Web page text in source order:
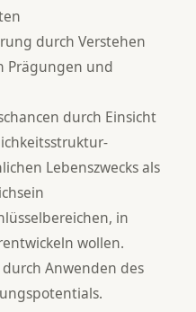
durch Verstehen
Prägungen und
durch Einsicht
Lebenszwecks als
in
wollen.
Anwenden des